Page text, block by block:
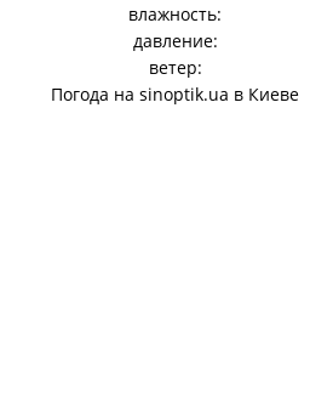
влажность:
давление:
ветер:
Погода наsinoptik.ua в Киеве